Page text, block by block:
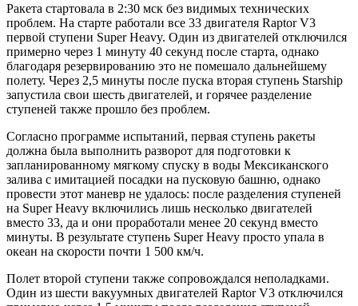
Ракета стартовала в 2:30 мск без видимых технических
проблем. На старте работали все 33 двигателя Raptor V3
первой ступени Super Heavy. Один из двигателей отключился
примерно через 1 минуту 40 секунд после старта, однако
благодаря резервированию это не помешало дальнейшему
полету. Через 2,5 минуты после пуска вторая ступень Starship
запустила свои шесть двигателей, и горячее разделение
ступеней также прошло без проблем.
Согласно программе испытаний, первая ступень ракеты
должна была выполнить разворот для подготовки к
запланированному мягкому спуску в воды Мексиканского
залива с имитацией посадки на пусковую башню, однако
провести этот маневр не удалось: после разделения ступеней
на Super Heavy включились лишь несколько двигателей
вместо 33, да и они проработали менее 20 секунд вместо
минуты. В результате ступень Super Heavy просто упала в
океан на скорости почти 1 500 км/ч.
Полет второй ступени также сопровождался неполадками.
Один из шести вакуумных двигателей Raptor V3 отключился